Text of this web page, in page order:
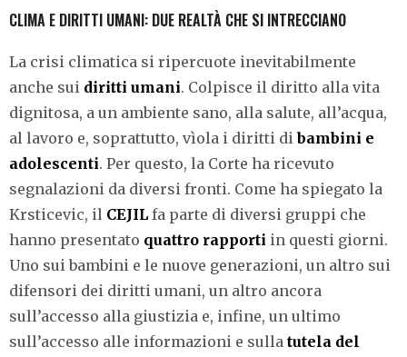
CLIMA E DIRITTI UMANI: DUE REALTÀ CHE SI INTRECCIANO
La crisi climatica si ripercuote inevitabilmente
anche sui diritti umani. Colpisce il diritto alla vita
dignitosa, a un ambiente sano, alla salute, all’acqua,
al lavoro e, soprattutto, vìola i diritti dibambini e
adolescenti. Per questo, la Corte ha ricevuto
segnalazioni da diversi fronti. Come ha spiegato la
Krsticevic, il CEJIL fa parte di diversi gruppi che
hanno presentato quattro rapporti in questi giorni.
Uno sui bambini e le nuove generazioni, un altro sui
difensori dei diritti umani, un altro ancora
sull’accesso alla giustizia e, infine, un ultimo
sull’accesso alle informazioni e sulla tutela del